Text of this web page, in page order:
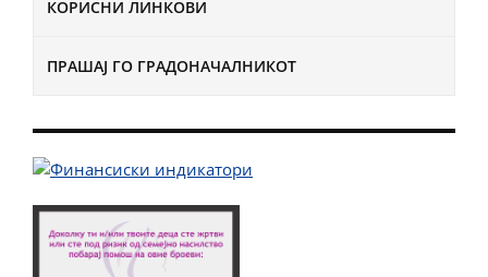
КОРИСНИ ЛИНКОВИ
ПРАШАЈ ГО ГРАДОНАЧАЛНИКОТ